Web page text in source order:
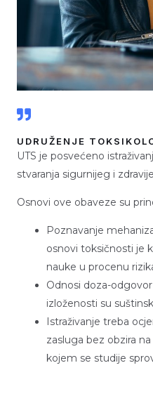
UDRUŽENJE
UTS je posvećeno
stvaranja sigurnijeg i
Osnovi ove obaveze su
Poznavanje
osnovi toksičnosti je
nauke u procenu
Odnosi doza-
izloženosti su
Istraživanje treba
zasluga bez obzira
kojem se studije